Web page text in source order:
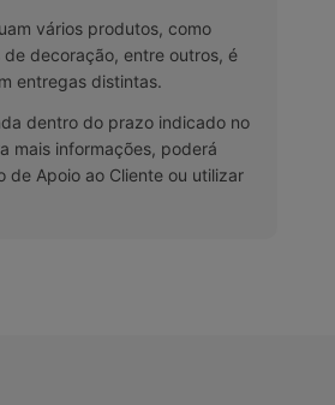
vários produtos, como
decoração, entre outros, é
entregas distintas.
dentro do prazo indicado no
mais informações, poderá
de Apoio ao Cliente ou utilizar